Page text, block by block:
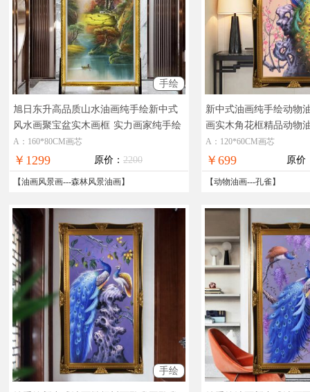
手绘
旭日东升高品质山水油画纯手绘新中式
风水画聚宝盆实木画框 实力画家纯手绘
新中式玄关油画
A：160*80CM画芯
￥1299 原价： 2200
【油画风景画---森林风景油画】
新中式油画纯手绘动物
画实木角花框精品动物
饰玄关动物油画
A：120*60CM画芯
￥699 原价
【动物油画---孔雀 】
手绘